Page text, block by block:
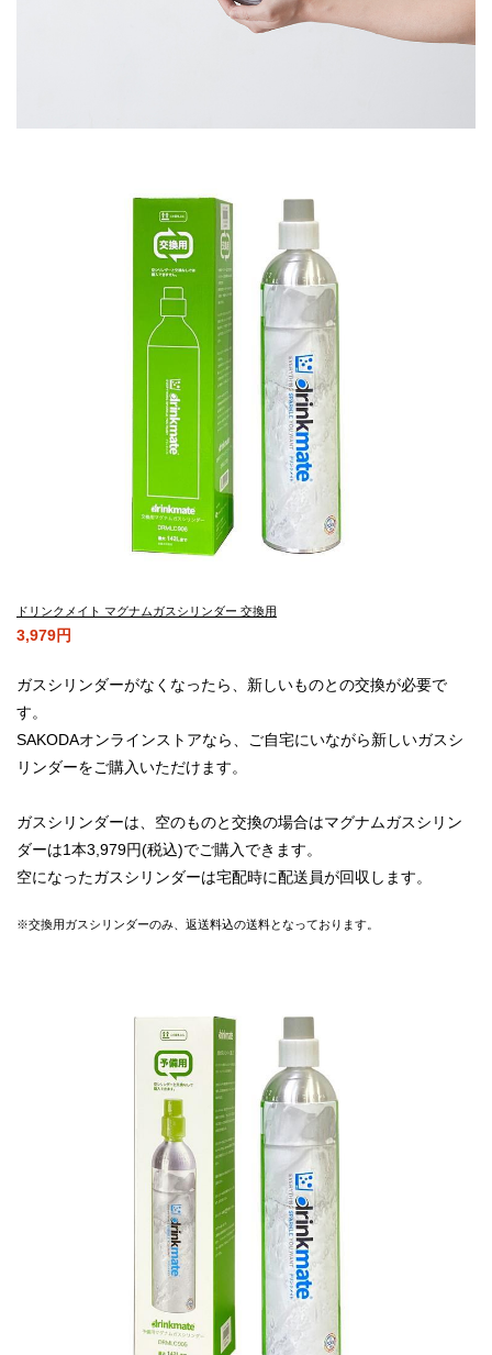
ドリンクメイト マグナムガスシリンダー 交換用
3,979円
ガスシリンダーがなくなったら、新しいものとの交換が必要で
す。
SAKODAオンラインストアなら、ご自宅にいながら新しいガスシ
リンダーをご購入いただけます。
ガスシリンダーは、空のものと交換の場合はマグナムガスシリン
ダーは1本3,979円(税込)でご購入できます。
空になったガスシリンダーは宅配時に配送員が回収します。
※交換用ガスシリンダーのみ、返送料込の送料となっております。